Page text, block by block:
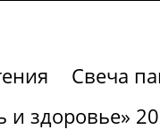
Свеча
и здоровье»